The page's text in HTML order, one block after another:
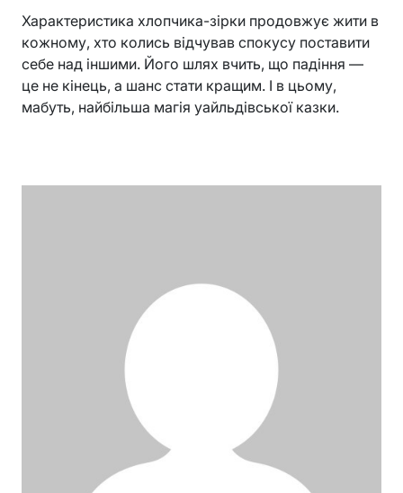
Характеристика хлопчика-зірки продовжує жити в
кожному, хто колись відчував спокусу поставити
себе над іншими. Його шлях вчить, що падіння —
це не кінець, а шанс стати кращим. І в цьому,
мабуть, найбільша магія уайльдівської казки.